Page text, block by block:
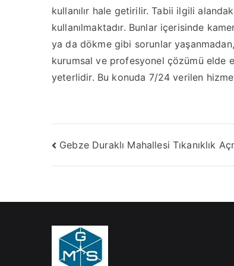
kullanılır hale getirilir. Tabii ilgili
kullanılmaktadır. Bunlar içerisinde
ya da dökme gibi sorunlar yaşanmadan,
kurumsal ve profesyonel çözümü elde
yeterlidir. Bu konuda 7/24 verilen
Yazı
gezinmesi
Gebze Duraklı Mahallesi Tıkanıklık